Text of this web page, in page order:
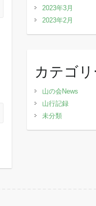
2023年3月
2023年2月
カテゴリ
山の会News
山行記録
未分類